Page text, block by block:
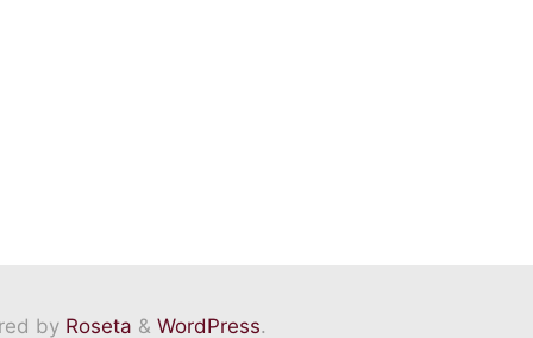
byRoseta & WordPress.